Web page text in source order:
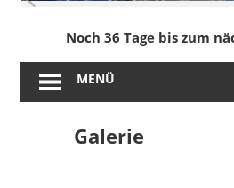
Noch 36 Tage bis zum
MENÜ
Galerie